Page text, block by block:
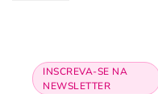
INSCREVA-SE NA
NEWSLETTER